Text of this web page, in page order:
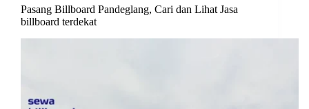
Pasang Billboard Pandeglang, Cari dan Lihat Jasa
billboard terdekat